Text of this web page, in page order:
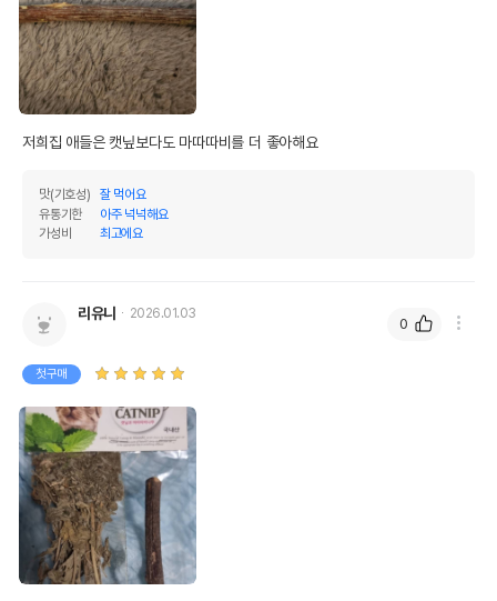
상품 필수 정보
품명 및 모델명
법에 의한 인증,허가 등을
받았음을 확인할수 있는
경우 그에 대한 사항
저희집 애들은 캣닢보다도 마따따비를 더 좋아해요
맛(기호성)
잘 먹어요
유통기한
아주 넉넉해요
가성비
최고에요
리유니 2026.01.03
첫구매
0